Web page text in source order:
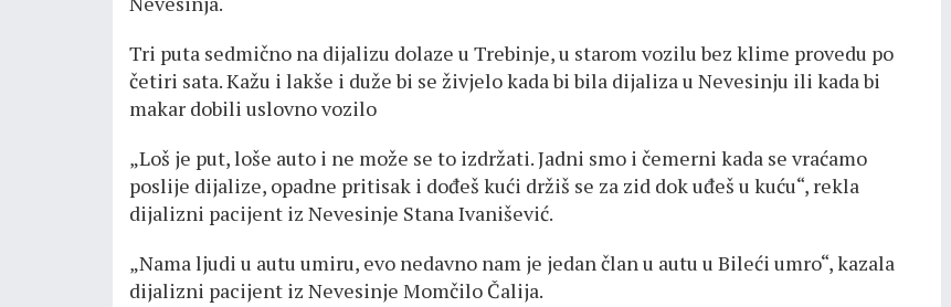
Tri puta sedmično na dijalizu dolaze u Trebinje, u starom vozilu bez klime provedu po
četiri sata. Кažu i lakše i duže bi se živjelo kada bi bila dijaliza u Nevesinju ili kada bi
makar dobili uslovno vozilo
„Loš je put, loše auto i ne može se to izdržati. Jadni smo i čemerni kada se vraćamo
poslije dijalize, opadne pritisak i dođeš kući držiš se za zid dok uđeš u kuću“, rekla
dijalizni pacijent iz Nevesinje Stana Ivanišević.
„Nama ljudi u autu umiru, evo nedavno nam je jedan član u autu u Bileći umro“, kazala
dijalizni pacijent iz Nevesinje Momčilo Čalija.